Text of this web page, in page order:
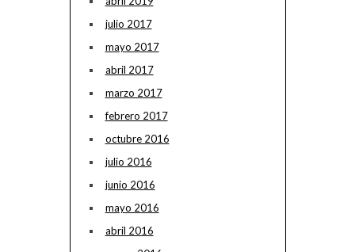
julio 2017
mayo 2017
abril 2017
marzo 2017
febrero 2017
octubre 2016
julio 2016
junio 2016
mayo 2016
abril 2016